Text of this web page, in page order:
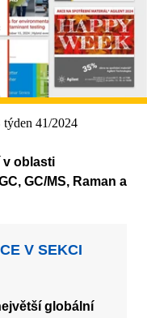
41/2024
v oblasti
GC/MS, Raman a
V SEKCI
globální